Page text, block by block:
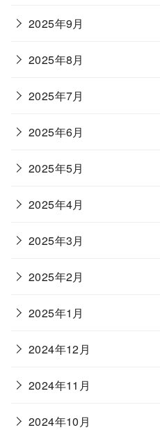
2025年9月
2025年8月
2025年7月
2025年6月
2025年5月
2025年4月
2025年3月
2025年2月
2025年1月
2024年12月
2024年11月
2024年10月